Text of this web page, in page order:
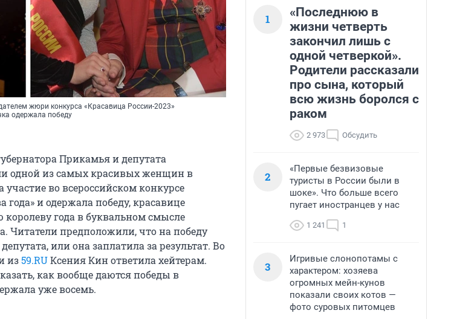
жюри конкурса «Красавица России-2023»
одержала победу
Прикамья и депутата
одной из самых красивых женщин в
во всероссийском конкурсе
года» и одержала победу, красавице
года в буквальном смысле
Читатели предположили, что на победу
или она заплатила за результат. Во
из59.RUКсения Кин ответила хейтерам.
как вообще даются победы в
уже восемь.
1
«Последнюю в
жизни четверть
закончил лишь с
одной четверкой».
Родители рассказали
про сына, который
всю жизнь боролся с
раком
2 973 Обсудить
2
«Первые безвизовые
туристы в России были в
шоке». Что больше всего
пугает иностранцев у нас
1 241 1
3
Игривые слонопотамы с
характером: хозяева
огромных мейн-кунов
показали своих котов —
фото суровых питомцев